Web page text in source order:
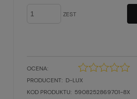
ZEST
OCENA:
PRODUCENT: D-LUX
KOD PRODUKTU: 5908252869701-8X